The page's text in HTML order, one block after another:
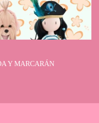
Y MARCARÁN